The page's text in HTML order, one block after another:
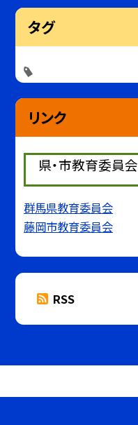
タグ
リンク
県・市教育委員会
群馬県教育委員会
藤岡市教育委員会
RSS